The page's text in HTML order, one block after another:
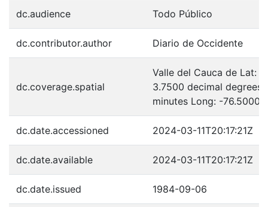
dc.audience Todo Público
dc.contributor.author Diario de Occidente
dc.coverage.spatial
Valle del Cauca de Lat:
3.7500 decimal degrees
minutes Long: -76.5000
dc.date.accessioned 2024-03-11T20:17:21Z
dc.date.available 2024-03-11T20:17:21Z
dc.date.issued 1984-09-06